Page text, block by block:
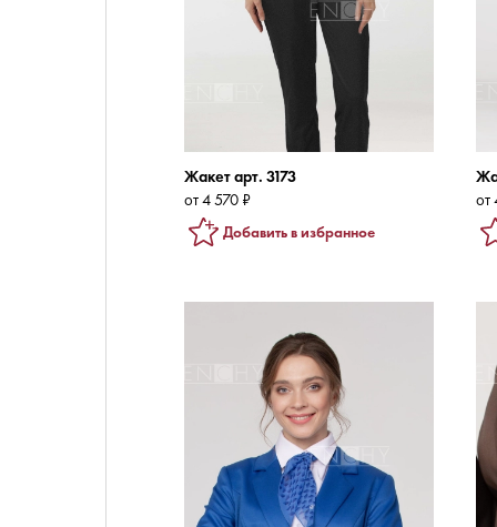
Жакет арт. 3173
от 4 570 ₽
Добавить в избранное
от